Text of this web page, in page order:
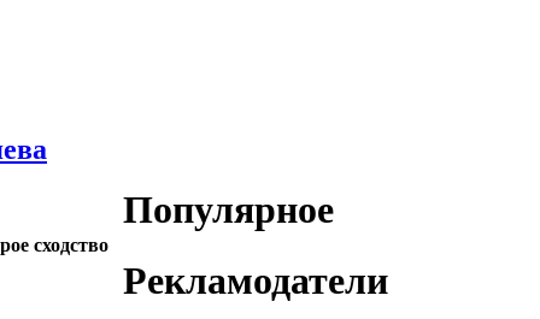
сходство
Популярное
Рекламодатели